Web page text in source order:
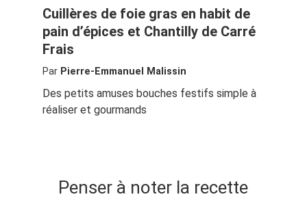
Cuillères de foie gras en habit de
pain d’épices et Chantilly de Carré
Frais
Par Pierre-Emmanuel Malissin
Des petits amuses bouches festifs simple à
réaliser et gourmands
Penser à noter la recette